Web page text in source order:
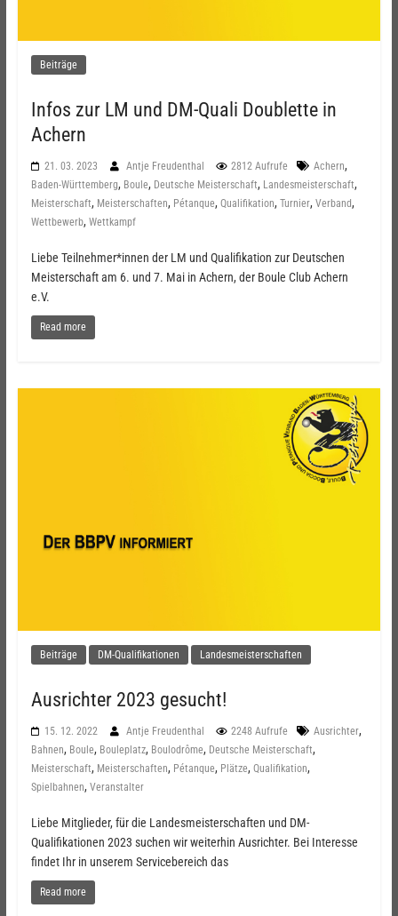
Beiträge
Infos zur LM und DM-Quali Doublette in
Achern
21. 03. 2023 Antje Freudenthal 2812 Aufrufe Achern,
Baden-Württemberg, Boule, Deutsche Meisterschaft, Landesmeisterschaft,
Meisterschaft, Meisterschaften, Pétanque, Qualifikation, Turnier, Verband,
Wettbewerb, Wettkampf
Liebe Teilnehmer*innen der LM und Qualifikation zur Deutschen
Meisterschaft am 6. und 7. Mai in Achern, der Boule Club Achern
e.V.
Read more
Beiträge DM-Qualifikationen Landesmeisterschaften
Ausrichter 2023 gesucht!
15. 12. 2022 Antje Freudenthal 2248 Aufrufe Ausrichter,
Bahnen, Boule, Bouleplatz, Boulodrôme, Deutsche Meisterschaft,
Meisterschaft, Meisterschaften, Pétanque, Plätze, Qualifikation,
Spielbahnen, Veranstalter
Liebe Mitglieder, für die Landesmeisterschaften und DM-
Qualifikationen 2023 suchen wir weiterhin Ausrichter. Bei Interesse
findet Ihr in unserem Servicebereich das
Read more